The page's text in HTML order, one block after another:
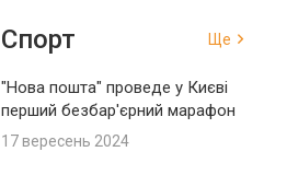
Спорт Ще
"Нова пошта" проведе у Києві
перший безбар'єрний марафон
17 вересень 2024